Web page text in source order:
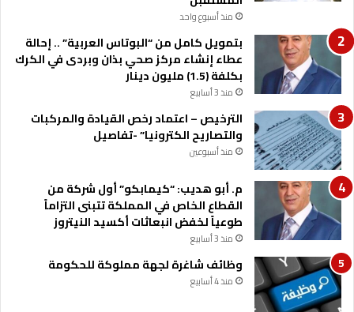
ا
ز
ا
ل
ط
ب
ي
ة
ا
ج
ه
ة
ا
ل
د
و
م
ي
ن
ي
ك
ا
ن
منذ أسبوع واحد
بتمويل كامل من “البوتاس العربية” .. إحالة
عطاء إنشاء مركز صحي بذان وبردى في الكرك
بكلفة (1.5) مليون دينار
منذ 3 أسابيع
الترخيص – اعتماد رخص القيادة والمركبات
والتصاريح الكترونيا” -تفاصيل
منذ أسبوعين
م. أبو هديب: “كيمابكو” أول شركة من
القطاع الخاص في المملكة تتبنى التزاماً
طوعياً لخفض انبعاثات أكسيد النيتروز
منذ 3 أسابيع
وظائف شاغرة لجهة مملوكة للحكومة
منذ 4 أسابيع